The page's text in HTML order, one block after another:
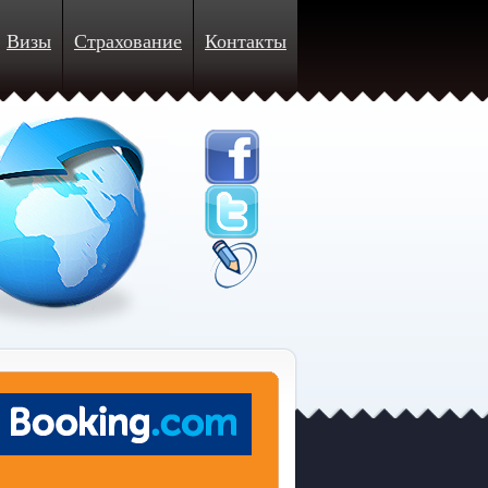
Визы Страхование Контакты